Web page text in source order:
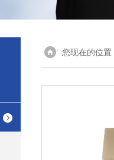
您现在的位置